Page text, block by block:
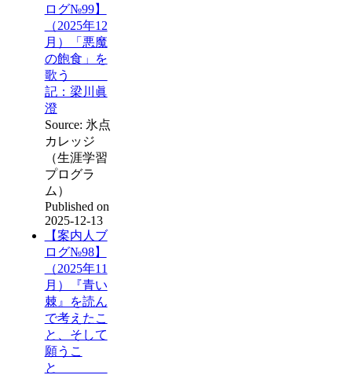
ログ№99】
（2025年12
月）「悪魔
の飽食」を
歌う
記：梁川眞
澄
Source: 氷点
カレッジ
（生涯学習
プログラ
ム）
Published on
2025-12-13
【案内人ブ
ログ№98】
（2025年11
月）『青い
棘』を読ん
で考えたこ
と、そして
願うこ
と